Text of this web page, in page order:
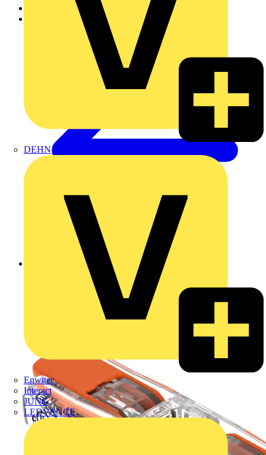
DEHN
Enwitec
Interact
JUNG
LEDVANCE
Zurück zu Produkte